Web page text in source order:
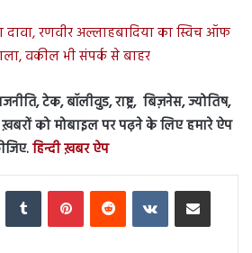
रणवीर अल्लाहबादिया का स्विच ऑफ
वकील भी संपर्क से बाहर
टेक, बॉलीवुड, राष्ट्र, बिज़नेस, ज्योतिष,
को मोबाइल पर पढ़ने के लिए हमारे ऐप
हिन्दी ख़बर ऐप
Tumblr PinterestReddit VKontakteShare via Email